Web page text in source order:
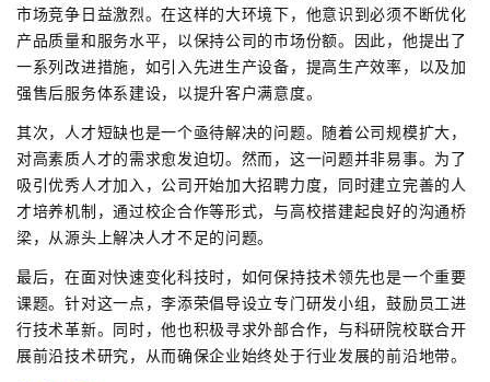
市场竞争日益激烈。在这样的大环境下，他意识到必须不断优化
产品质量和服务水平，以保持公司的市场份额。因此，他提出了
一系列改进措施，如引入先进生产设备，提高生产效率，以及加
强售后服务体系建设，以提升客户满意度。
其次，人才短缺也是一个亟待解决的问题。随着公司规模扩大，
对高素质人才的需求愈发迫切。然而，这一问题并非易事。为了
吸引优秀人才加入，公司开始加大招聘力度，同时建立完善的人
才培养机制，通过校企合作等形式，与高校搭建起良好的沟通桥
梁，从源头上解决人才不足的问题。
最后，在面对快速变化科技时，如何保持技术领先也是一个重要
课题。针对这一点，李添荣倡导设立专门研发小组，鼓励员工进
行技术革新。同时，他也积极寻求外部合作，与科研院校联合开
展前沿技术研究，从而确保企业始终处于行业发展的前沿地带。